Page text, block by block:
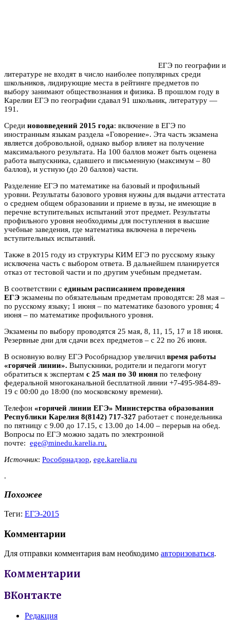
ЕГЭ по географии и
литературе не входят в число наиболее популярных среди
школьников, лидирующие места в рейтинге предметов по
выбору занимают обществознания и физика. В прошлом году в
Карелии ЕГЭ по географии сдавал 91 школьник, литературу —
191.
Среди нововведений 2015 года: включение в ЕГЭ по
иностранным языкам раздела «Говорение». Эта часть экзамена
является добровольной, однако выбор влияет на получение
максимального результата. На 100 баллов может быть оценена
работа выпускника, сдавшего и письменную (максимум – 80
баллов), и устную (до 20 баллов) части.
Разделение ЕГЭ по математике на базовый и профильный
уровни. Результаты базового уровня нужны для выдачи аттестата
о среднем общем образовании и приеме в вузы, не имеющие в
перечне вступительных испытаний этот предмет. Результаты
профильного уровня необходимы для поступления в высшие
учебные заведения, где математика включена в перечень
вступительных испытаний.
Также в 2015 году из структуры КИМ ЕГЭ по русскому языку
исключена часть с выбором ответа. В дальнейшем планируется
отказ от тестовой части и по другим учебным предметам.
В соответствии с единым расписанием проведения
ЕГЭ экзамены по обязательным предметам проводятся: 28 мая –
по русскому языку; 1 июня – по математике базового уровня; 4
июня – по математике профильного уровня.
Экзамены по выбору проводятся 25 мая, 8, 11, 15, 17 и 18 июня.
Резервные дни для сдачи всех предметов – с 22 по 26 июня.
В основную волну ЕГЭ Рособрнадзор увеличил время работы
«горячей линии». Выпускники, родители и педагоги могут
обратиться к экспертам с 25 мая по 30 июня по телефону
федеральной многоканальной бесплатной линии +7-495-984-89-
19 с 00:00 до 18:00 (по московскому времени).
Телефон «горячей линии ЕГЭ» Министерства образования
Республики Карелия 8(8142) 717-327 работает с понедельника
по пятницу с 9.00 до 17.15, с 13.00 до 14.00 – перерыв на обед.
Вопросы по ЕГЭ можно задать по электронной
почте: ege@minedu.karelia.ru.
Источник: Рособрнадзор, ege.karelia.ru
.
Похожее
Теги: ЕГЭ-2015
Комментарии
Для отправки комментария вам необходимо авторизоваться.
Комментарии
ВКонтакте
Редакция